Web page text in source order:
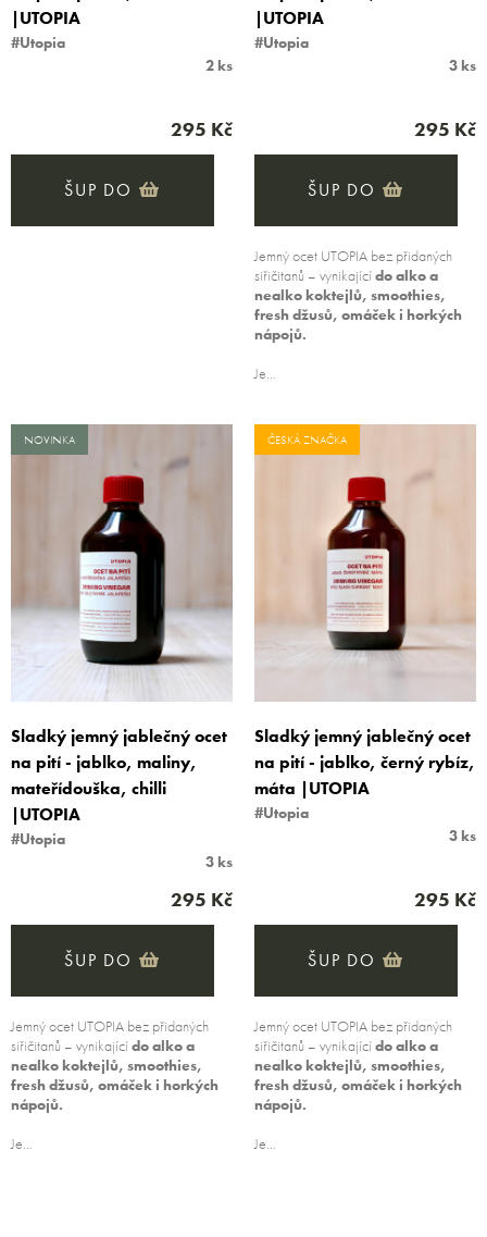
|UTOPIA
#Utopia
2 ks
295 Kč
ŠUP DO
|UTOPIA
#Utopia
3 ks
295 Kč
ŠUP DO
Jemný ocet UTOPIA bez přidaných
siřičitanů – vynikajícído alko a
nealko koktejlů, smoothies,
fresh džusů, omáček i horkých
nápojů.
Je…
NOVINKA
Sladký jemný jablečný ocet
na pití - jablko, maliny,
mateřídouška, chilli
|UTOPIA
#Utopia
3 ks
295 Kč
ŠUP DO
Jemný ocet UTOPIA bez přidaných
siřičitanů – vynikajícído alko a
nealko koktejlů, smoothies,
fresh džusů, omáček i horkých
nápojů.
Je…
ČESKÁ ZNAČKA
Sladký jemný jablečný ocet
na pití - jablko, černý rybíz,
máta |UTOPIA
#Utopia
3 ks
295 Kč
ŠUP DO
Jemný ocet UTOPIA bez přidaných
siřičitanů – vynikajícído alko a
nealko koktejlů, smoothies,
fresh džusů, omáček i horkých
nápojů.
Je…